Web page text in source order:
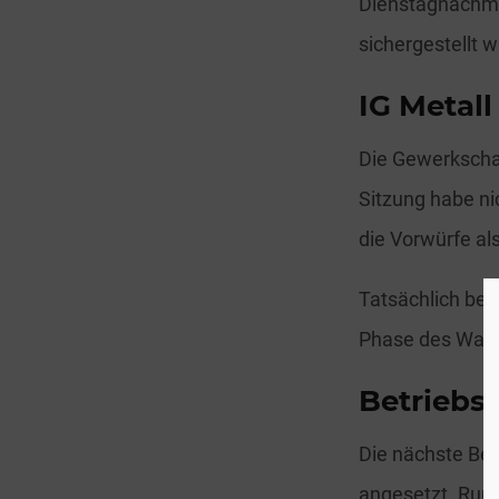
sichergestellt
IG
Die
Sitzung habe
die Vorwürfe
Tatsächlich
Phase des
Die nächste
angesetzt.